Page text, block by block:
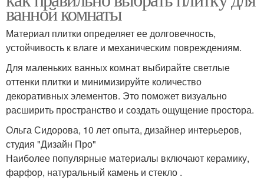
ванной комнаты
Материал плитки определяет ее долговечность,
устойчивость к влаге и механическим повреждениям.
Для маленьких ванных комнат выбирайте светлые
оттенки плитки и минимизируйте количество
декоративных элементов. Это поможет визуально
расширить пространство и создать ощущение простора.
Ольга Сидорова, 10 лет опыта, дизайнер интерьеров,
студия "Дизайн Про"
Наиболее популярные материалы включают керамику,
фарфор, натуральный камень и стекло .